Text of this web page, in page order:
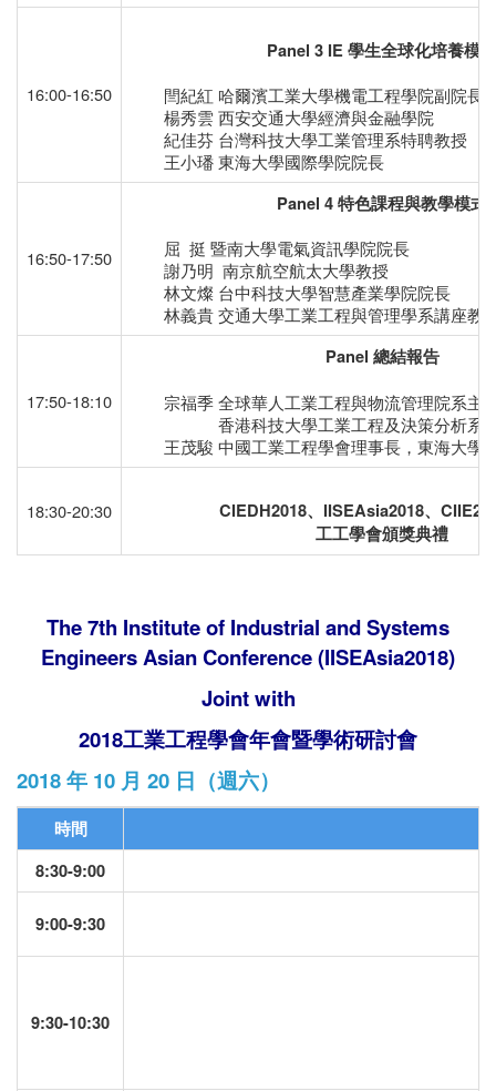
16:00-16:50
Panel 3 IE學生全球化培養模式
閆紀紅 哈爾濱工業大學機電工程學院副院長
楊秀雲 西安交通大學經濟與金融學院
紀佳芬 台灣科技大學工業管理系特聘教授
王小璠 東海大學國際學院院長
16:50-17:50
Panel 4特色課程與教學模式
屈 挺 暨南大學電氣資訊學院院長
謝乃明 南京航空航太大學教授
林文燦 台中科技大學智慧產業學院院長
林義貴 交通大學工業工程與管理學系講座教
17:50-18:10
Panel 總結報告
宗福季 全球華人工業工程與物流管理院系主
香港科技大學工業工程及決策分析系
王茂駿 中國工業工程學會理事長，東海大學
18:30-20:30 CIEDH2018、 IISEAsia2018、
工工學會頒獎典禮
The 7th Institute of Industrial and Systems
Engineers Asian Conference (IISEAsia2018)
Joint with
2018工業工程學會年會暨學術研討會
2018年 10 月 20 日（週六）
時間
8:30-9:00
9:00-9:30
9:30-10:30